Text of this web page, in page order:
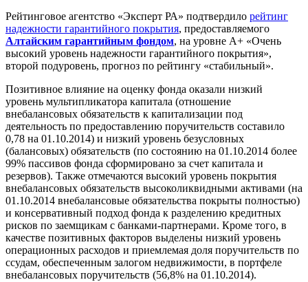
Рейтинговое агентство «Эксперт РА» подтвердило рейтинг
надежности гарантийного покрытия, предоставляемого
Алтайским гарантийным фондом, на уровне А+ «Очень
высокий уровень надежности гарантийного покрытия»,
второй подуровень, прогноз по рейтингу «стабильный».
Позитивное влияние на оценку фонда оказали низкий
уровень мультипликатора капитала (отношение
внебалансовых обязательств к капитализации под
деятельность по предоставлению поручительств составило
0,78 на 01.10.2014) и низкий уровень безусловных
(балансовых) обязательств (по состоянию на 01.10.2014 более
99% пассивов фонда сформировано за счет капитала и
резервов). Также отмечаются высокий уровень покрытия
внебалансовых обязательств высоколиквидными активами (на
01.10.2014 внебалансовые обязательства покрыты полностью)
и консервативный подход фонда к разделению кредитных
рисков по заемщикам с банками-партнерами. Кроме того, в
качестве позитивных факторов выделены низкий уровень
операционных расходов и приемлемая доля поручительств по
ссудам, обеспеченным залогом недвижимости, в портфеле
внебалансовых поручительств (56,8% на 01.10.2014).